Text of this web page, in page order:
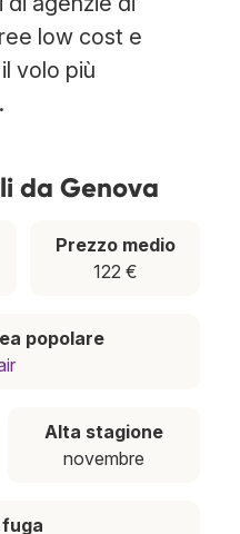
low cost e
volo più
da Genova
Prezzo medio
122 €
popolare
Alta stagione
novembre